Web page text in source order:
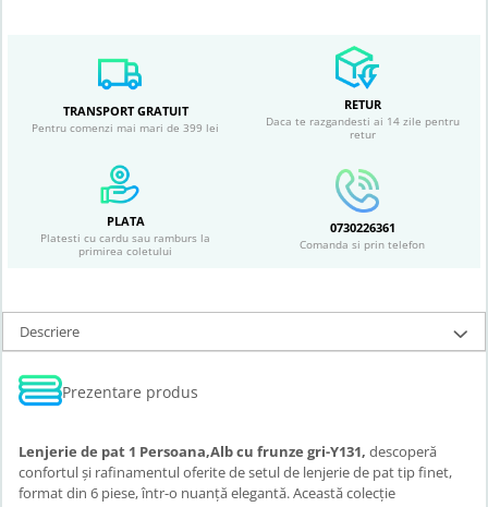
TRANSPORT GRATUIT
Pentru comenzi mai mari de 399 lei
RETUR
Daca te razgandesti ai 14 zile pentru
retur
PLATA
Platesti cu cardu sau ramburs la
primirea coletului
0730226361
Comanda si prin telefon
Descriere
Prezentare produs
Lenjerie de pat 1 Persoana,Alb cu frunze gri-Y131, descoperă
confortul și rafinamentul oferite de setul de lenjerie de pat tip finet,
format din 6 piese, într-o nuanță elegantă. Această colecție